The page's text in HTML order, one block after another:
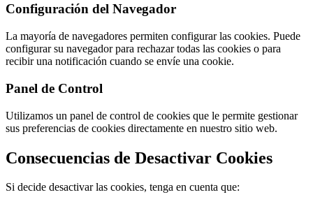
Configuración del Navegador
La mayoría de navegadores permiten configurar las cookies. Puede
configurar su navegador para rechazar todas las cookies o para
recibir una notificación cuando se envíe una cookie.
Panel de Control
Utilizamos un panel de control de cookies que le permite gestionar
sus preferencias de cookies directamente en nuestro sitio web.
Consecuencias de Desactivar Cookies
Si decide desactivar las cookies, tenga en cuenta que: